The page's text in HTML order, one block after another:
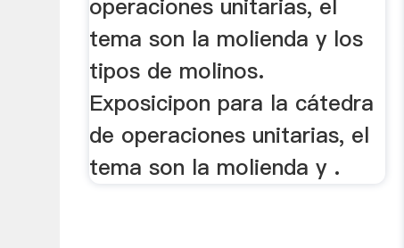
operaciones unitarias, el
tema son la molienda y los
tipos de molinos.
Exposicipon para la cátedra
de operaciones unitarias, el
tema son la molienda y .